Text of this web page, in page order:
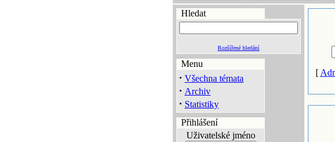
Hledat
Rozšířené hledání
Menu
· Všechna témata
· Archiv
· Statistiky
Přihlášení
Uživatelské jméno
[